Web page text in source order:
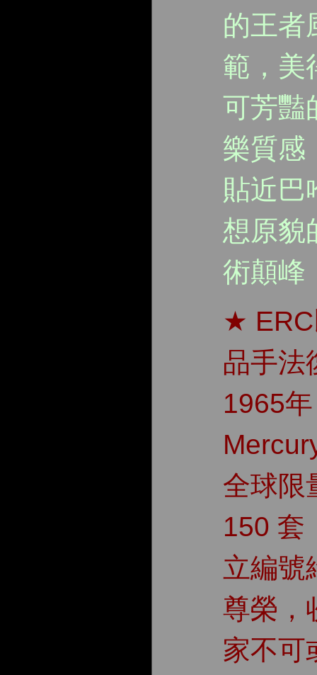
的王者
範，美
可芳豔
樂質感
貼近巴
想原貌
術顛峰
★
品手法
1965年
全球限
150 套
立編號
尊榮，
家不可